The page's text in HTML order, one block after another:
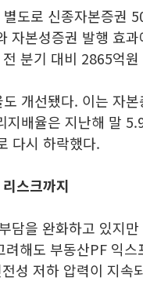
도로 신종자본증권
자본성증권 발행 효
분기 대비 2865억
개선됐다. 이는 자
지배율은 지난해 말
다시 하락했다.
스크까지
담을 완화하고 있지
해도 부동산PF 익
성 저하 압력이 지속